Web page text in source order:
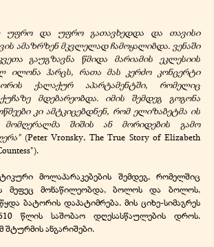
უფრო და უფრო გათავხედდა და თავისი
ამაზრზენ მკვლელად ჩამოყალიბდა. ვენაში
გაუგზავნა წმიდა მარიამის ეკლესიის
ილონა ჰარცს, რათა მას კერძო კონცერტი
ქალაქურ აპარტამენტში, რომელიც
მდებარეობდა. იმის შემდეგ გოგონა
კი ამტკიცებდნენ, რომ ელიზაბეტმა ის
შიშის ან მორიდების გამო
(Peter Vronsky, The True Story of Elizabeth
მოლაპარაკებების შემდეგ, რომელშიც
მეფეც მონაწილეობდა, ბოლოს და ბოლოს,
ბატორის დაპატიმრება. მის ციხე-სიმაგრეს
წლის საშობაო დღესასწაულების დროს.
შტურმის ანგარიშები.